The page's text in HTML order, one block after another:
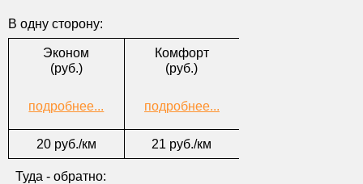
*Форма оплаты
Комментарии
В одну сторону:
Эконом
(руб.)
подробнее...
20 руб./км
Туда - обратно:
Комфорт
(руб.)
подробнее...
21 руб./км